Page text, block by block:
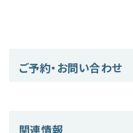
ご予約・お問い合わせ
関連情報